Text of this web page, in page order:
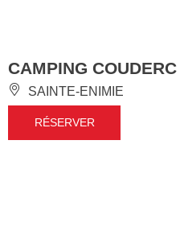
CAMPING COUDERC
SAINTE-ENIMIE
RÉSERVER